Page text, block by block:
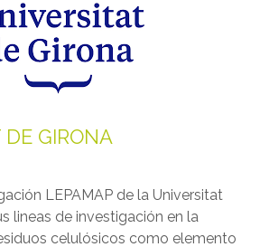
GIRONA
LEPAMAP de la Universitat
lineas de investigación en la
celulósicos como elemento